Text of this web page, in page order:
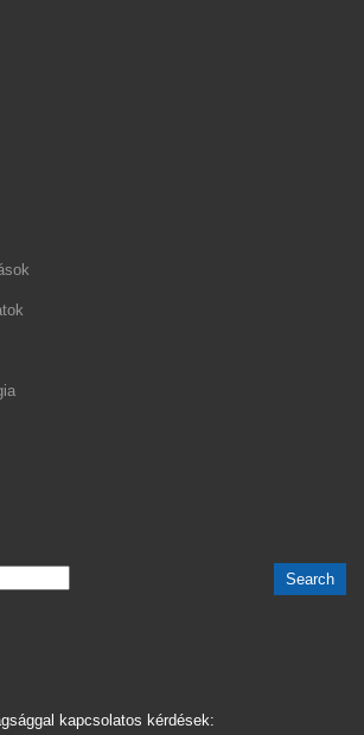
kapcsolatos kérdések: